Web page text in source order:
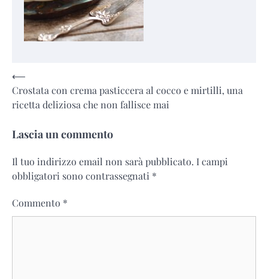
Navigazione
articoli
⟵
Crostata con crema pasticcera al cocco e mirtilli, una
ricetta deliziosa che non fallisce mai
Lascia un commento
Il tuo indirizzo email non sarà pubblicato. I campi
obbligatori sono contrassegnati *
Commento *